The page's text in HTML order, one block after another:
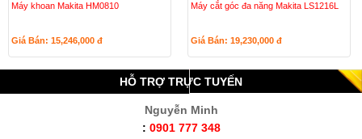
Máy khoan Makita HM0810
Giá Bán: 15,246,000 đ
Máy cắt góc đa năng Makita LS1216L
Giá Bán: 19,230,000 đ
HỖ TRỢ TRỰC TUYẾN
Nguyễn Minh
: 0901 777 348